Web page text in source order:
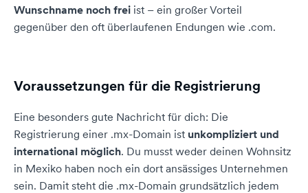
Wunschname noch frei ist – ein großer Vorteil
gegenüber den oft überlaufenen Endungen wie .com.
Voraussetzungen für die Registrierung
Eine besonders gute Nachricht für dich: Die
Registrierung einer .mx-Domain ist unkompliziert und
international möglich. Du musst weder deinen Wohnsitz
in Mexiko haben noch ein dort ansässiges Unternehmen
sein. Damit steht die .mx-Domain grundsätzlich jedem